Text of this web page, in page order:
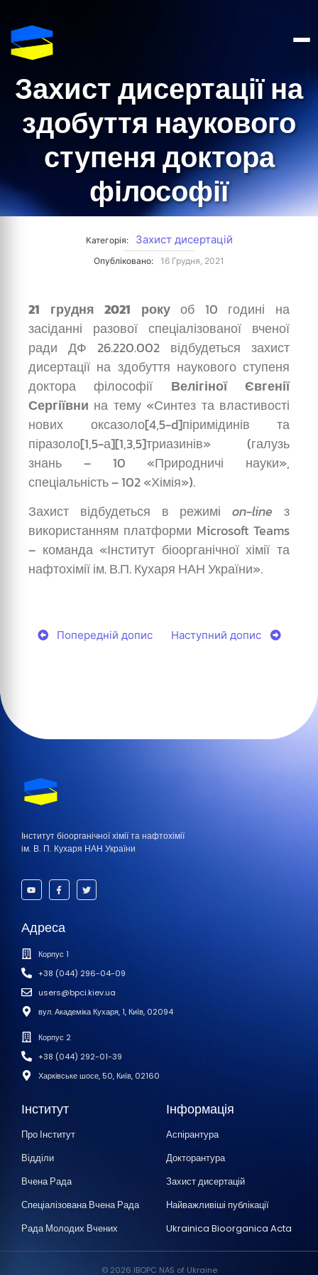
Захист дисертації на
здобуття наукового
ступеня доктора
філософії
Категорія: Захист дисертацій
Опубліковано: 16 Грудня, 2021
21 грудня 2021 рокуоб 10 годині на
засіданні разової спеціалізованої вченої
ради ДФ 26.220.002 відбудеться захист
дисертації на здобуття наукового ступеня
доктора філософії Велігіної Євгенії
Сергіївни на тему «Синтез та властивості
нових оксазоло[4,5-d]­­піри­мі­динів та
піразоло­[1,5-а]­[1,3,5]триазинів» (галузь
знань – 10 «Природничі науки»,
спеціальність – 102 «Хімія»).
Захист відбудеться в режиміon-line з
використанням платформи Microsoft Teams
– команда «Інститут біоорганічної хімії та
нафтохімії ім. В.П. Кухаря НАН України».
Попередній допис Наступний допис
Інститут біоорганічної хімії та нафтохімії
ім. В. П. Кухаря НАН України
Адреса
Корпус 1
+38 (044) 296-04-09
users@bpci.kiev.ua
вул. Академіка Кухаря, 1, Київ, 02094
Корпус 2
+38 (044) 292-01-39
Харківське шосе, 50, Київ, 02160
Інститут
Про Інститут
Відділи
Вчена Рада
Спеціалізована Вчена Рада
Рада Молодих Вчених
Інформація
Аспірантура
Докторантура
Захист дисертацій
Найважливіші публікації
Ukrainica Bioorganica Acta
© 2026 IBOPC NAS of Ukraine